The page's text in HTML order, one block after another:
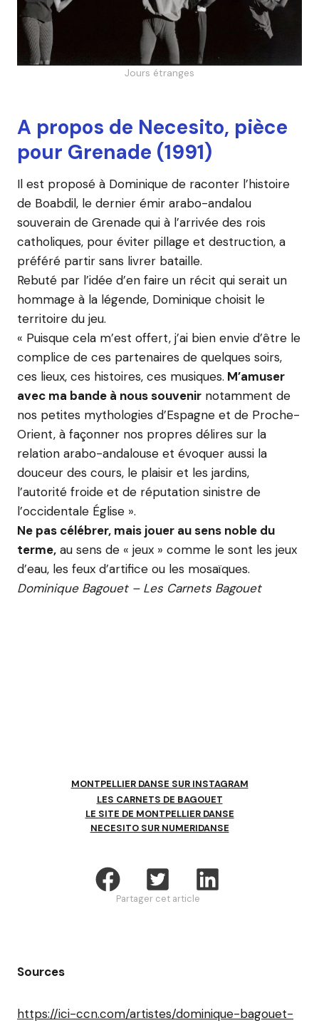
Jours étranges
A propos de Necesito, pièce
pour Grenade (1991)
Il est proposé à Dominique de raconter l’histoire
de Boabdil, le dernier émir arabo-andalou
souverain de Grenade qui à l’arrivée des rois
catholiques, pour éviter pillage et destruction, a
préféré partir sans livrer bataille.
Rebuté par l’idée d’en faire un récit qui serait un
hommage à la légende, Dominique choisit le
territoire du jeu.
« Puisque cela m’est offert, j’ai bien envie d’être le
complice de ces partenaires de quelques soirs,
ces lieux, ces histoires, ces musiques. M’amuser
avec ma bande à nous souvenir notamment de
nos petites mythologies d’Espagne et de Proche-
Orient, à façonner nos propres délires sur la
relation arabo-andalouse et évoquer aussi la
douceur des cours, le plaisir et les jardins,
l’autorité froide et de réputation sinistre de
l’occidentale Église ».
Ne pas célébrer, mais jouer au sens noble du
terme, au sens de « jeux » comme le sont les jeux
d’eau, les feux d’artifice ou les mosaïques.
Dominique Bagouet – Les Carnets Bagouet
MONTPELLIER DANSE SUR INSTAGRAM
LES CARNETS DE BAGOUET
LE SITE DE MONTPELLIER DANSE
NECESITO SUR NUMERIDANSE
Partager cet article
Sources
https://ici-ccn.com/artistes/dominique-bagouet-